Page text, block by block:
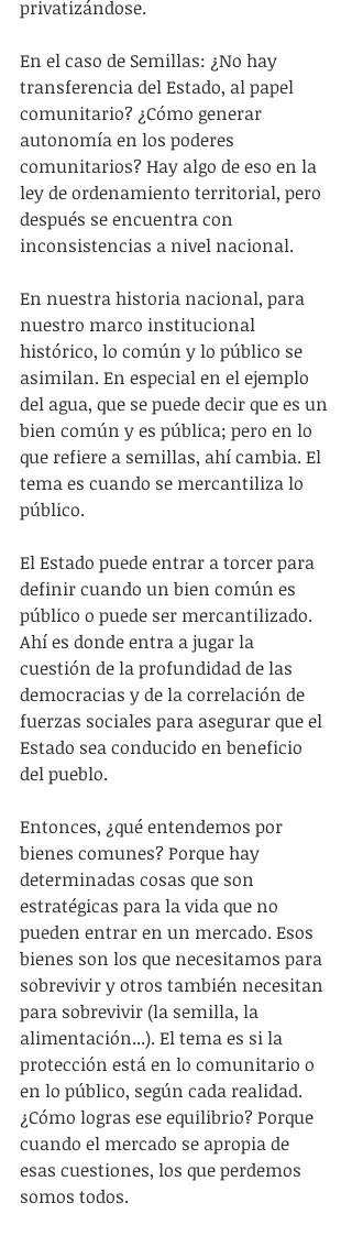
privatizándose.
En el caso de Semillas: ¿No hay
transferencia del Estado, al papel
comunitario? ¿Cómo generar
autonomía en los poderes
comunitarios? Hay algo de eso en la
ley de ordenamiento territorial, pero
después se encuentra con
inconsistencias a nivel nacional.
En nuestra historia nacional, para
nuestro marco institucional
histórico, lo común y lo público se
asimilan. En especial en el ejemplo
del agua, que se puede decir que es un
bien común y es pública; pero en lo
que refiere a semillas, ahí cambia. El
tema es cuando se mercantiliza lo
público.
El Estado puede entrar a torcer para
definir cuando un bien común es
público o puede ser mercantilizado.
Ahí es donde entra a jugar la
cuestión de la profundidad de las
democracias y de la correlación de
fuerzas sociales para asegurar que el
Estado sea conducido en beneficio
del pueblo.
Entonces, ¿qué entendemos por
bienes comunes? Porque hay
determinadas cosas que son
estratégicas para la vida que no
pueden entrar en un mercado. Esos
bienes son los que necesitamos para
sobrevivir y otros también necesitan
para sobrevivir (la semilla, la
alimentación...). El tema es si la
protección está en lo comunitario o
en lo público, según cada realidad.
¿Cómo logras ese equilibrio? Porque
cuando el mercado se apropia de
esas cuestiones, los que perdemos
somos todos.